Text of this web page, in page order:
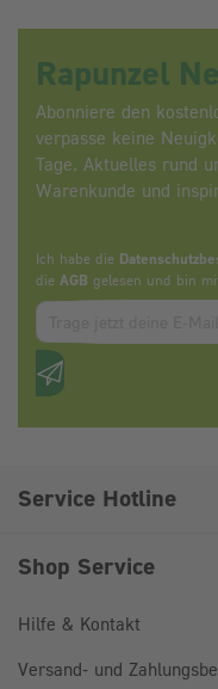
Rapunzel
Abonniere den
verpasse keine
Tage, Aktuelles rund
Warenkunde und
Ich habe die
die AGB gelesen und bin
Zum abbonieren des
Anti-Roboter-
Service Hotline
Shop Service
Hilfe & Kontakt
Versand- und